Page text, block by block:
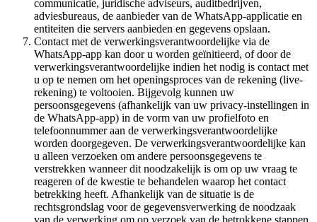
communicatie, juridische adviseurs, auditbedrijven,
adviesbureaus, de aanbieder van de WhatsApp-applicatie en
entiteiten die servers aanbieden en gegevens opslaan.
Contact met de verwerkingsverantwoordelijke via de
WhatsApp-app kan door u worden geïnitieerd, of door de
verwerkingsverantwoordelijke indien het nodig is contact met
u op te nemen om het openingsproces van de rekening (live-
rekening) te voltooien. Bijgevolg kunnen uw
persoonsgegevens (afhankelijk van uw privacy-instellingen in
de WhatsApp-app) in de vorm van uw profielfoto en
telefoonnummer aan de verwerkingsverantwoordelijke
worden doorgegeven. De verwerkingsverantwoordelijke kan
u alleen verzoeken om andere persoonsgegevens te
verstrekken wanneer dit noodzakelijk is om op uw vraag te
reageren of de kwestie te behandelen waarop het contact
betrekking heeft. Afhankelijk van de situatie is de
rechtsgrondslag voor de gegevensverwerking de noodzaak
van de verwerking om op verzoek van de betrokkene stappen